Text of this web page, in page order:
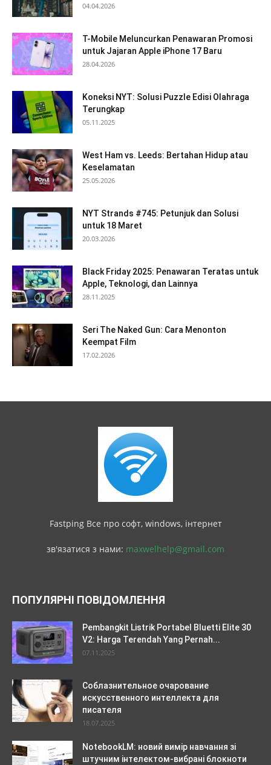
04.04.2026
T-Mobile Meluncurkan Penawaran Promosi
untuk Jajaran Apple iPhone 17 Baru
28.04.2026
Koneksi NYT: Solusi Puzzle Edisi Olahraga
Terungkap
05.11.2025
West Ham vs. Leeds: Bertahan Hidup atau
Keselamatan
25.05.2026
NYT Strands #745: Petunjuk dan Solusi
untuk 18 Maret
20.03.2026
Black Friday 2025: Penawaran Teratas untuk
Apple, Teknologi, dan Lainnya
28.11.2025
Seri The Naked Gun: Cara Menonton
Keempat Film
17.02.2026
Fastping Все про софт, windows, інтернет
зв'язатися з нами: maxwelhelp@gmail.com
ПОПУЛЯРНІ ПОВІДОМЛЕННЯ
Pembangkit Listrik Portabel Bluetti Elite 30
V2: Harga Terendah Yang Pernah...
07.11.2025
Соблазнительное очарование
искусственного интеллекта для
писателя
18.07.2025
NotebookLM: новий вимір навчання зі
штучним інтелектом-вибрані блокноти